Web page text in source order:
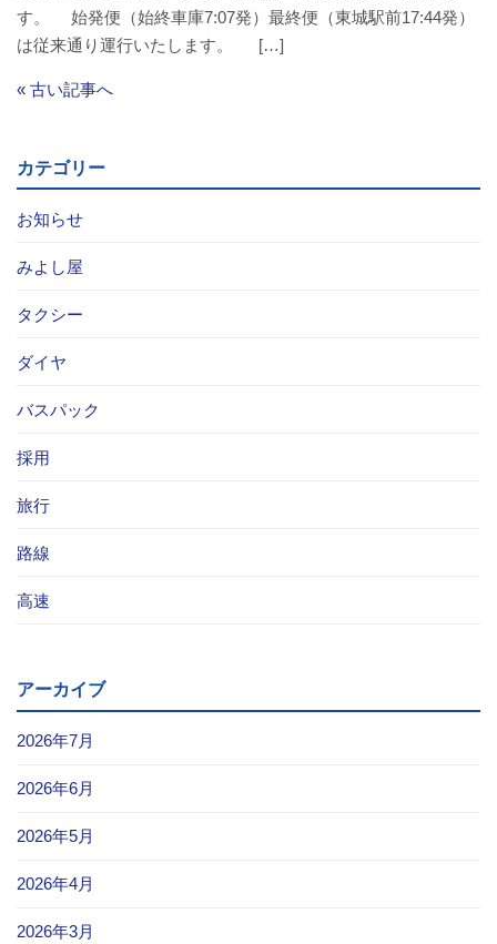
す。 始発便（始終車庫7:07発）最終便（東城駅前17:44発）
は従来通り運行いたします。 […]
« 古い記事へ
カテゴリー
お知らせ
みよし屋
タクシー
ダイヤ
バスパック
採用
旅行
路線
高速
アーカイブ
2026年7月
2026年6月
2026年5月
2026年4月
2026年3月